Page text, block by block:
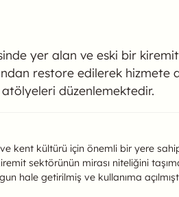
yer alan ve eski bir
restore edilerek hizmete
düzenlemektedir.
kent kültürü için önemli bir yere
sektörünün mirası niteliğini
hale getirilmiş ve kullanıma